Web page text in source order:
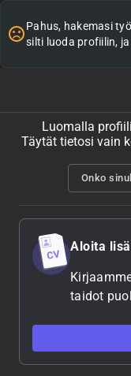
Pahus, hakemasi
silti luoda profiilin,
Luomalla
Täytät tietosi vain
Onko
Aloita
taidot